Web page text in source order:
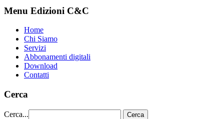
Menu Edizioni C&C
Home
Chi Siamo
Servizi
Abbonamenti digitali
Download
Contatti
Cerca
Cerca... Cerca